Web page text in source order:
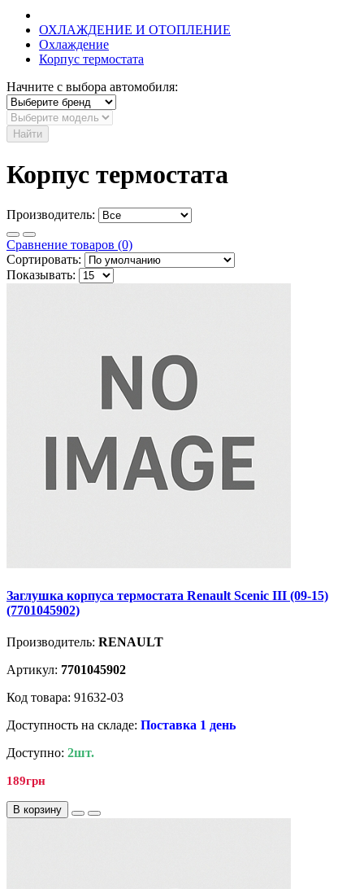
ОХЛАЖДЕНИЕ И ОТОПЛЕНИЕ
Охлаждение
Корпус термостата
Начните с выбора автомобиля:
Найти
Корпус термостата
Производитель:
Сравнение товаров (0)
Сортировать:
Показывать:
Заглушка корпуса термостата Renault Scenic III (09-15)
(7701045902)
Производитель: RENAULT
Артикул: 7701045902
Код товара: 91632-03
Доступность на складе: Поставка 1 день
Доступно: 2шт.
189грн
В корзину